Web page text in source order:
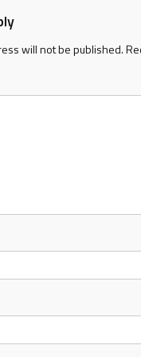
will not be published.